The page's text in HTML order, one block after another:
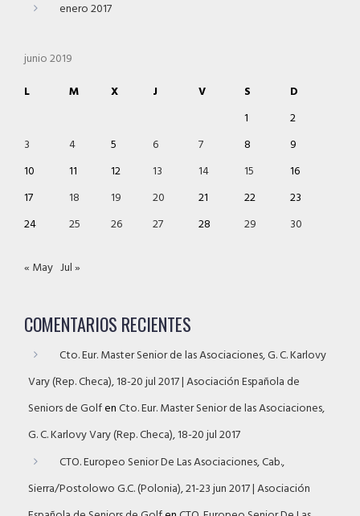
enero 2017
junio 2019
L
M X J V S
D
1
2
3
4 5 6 7 8
9
10
11 12 13 14 15
16
17
18 19 20 21 22
23
24
25 26 27 28 29 30
« May Jul »
COMENTARIOS RECIENTES
Cto. Eur. Master Senior de las Asociaciones, G. C. Karlovy
Vary (Rep. Checa), 18-20 jul 2017 | Asociación Española de
Seniors de GolfenCto. Eur. Master Senior de las Asociaciones,
G. C. Karlovy Vary (Rep. Checa), 18-20 jul 2017
CTO. Europeo Senior De Las Asociaciones, Cab.,
Sierra/Postolowo G.C. (Polonia), 21-23 jun 2017 | Asociación